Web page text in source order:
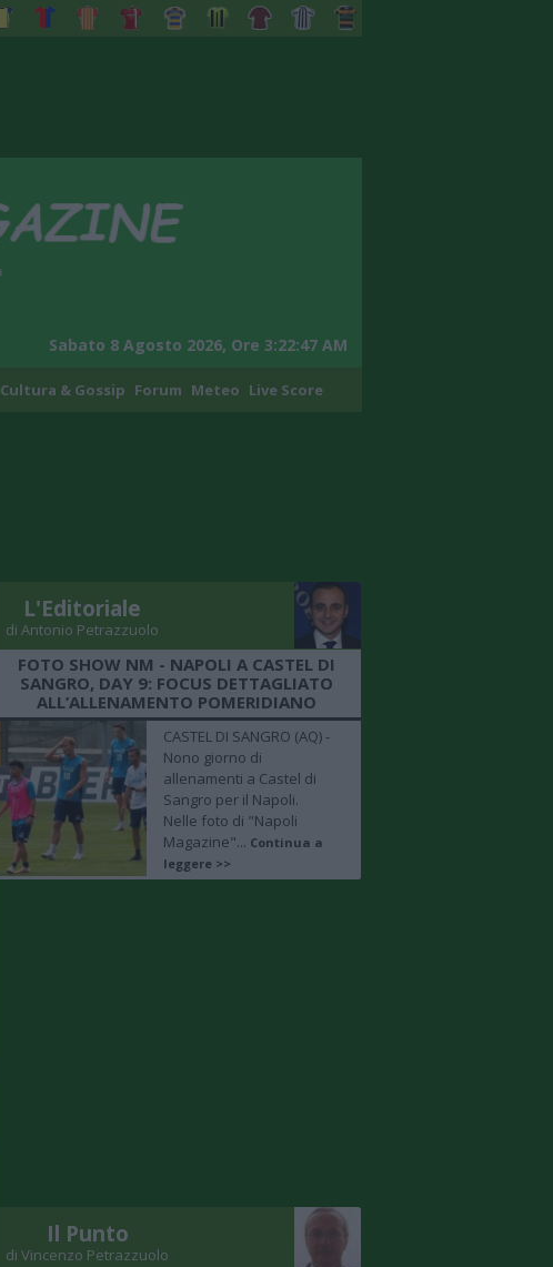
Sabato 8 Agosto 2026, Ore 3:22:49 AM
Cultura & Gossip Forum Meteo Live Score
L'Editoriale
di Antonio Petrazzuolo
FOTO SHOW NM - NAPOLI A CASTEL DI
SANGRO, DAY 9: FOCUS DETTAGLIATO
ALL’ALLENAMENTO POMERIDIANO
CASTEL DI SANGRO (AQ) -
Nono giorno di
allenamenti a Castel di
Sangro per il Napoli.
Nelle foto di "Napoli
Magazine"... Continua a
leggere >>
Il Punto
di Vincenzo Petrazzuolo